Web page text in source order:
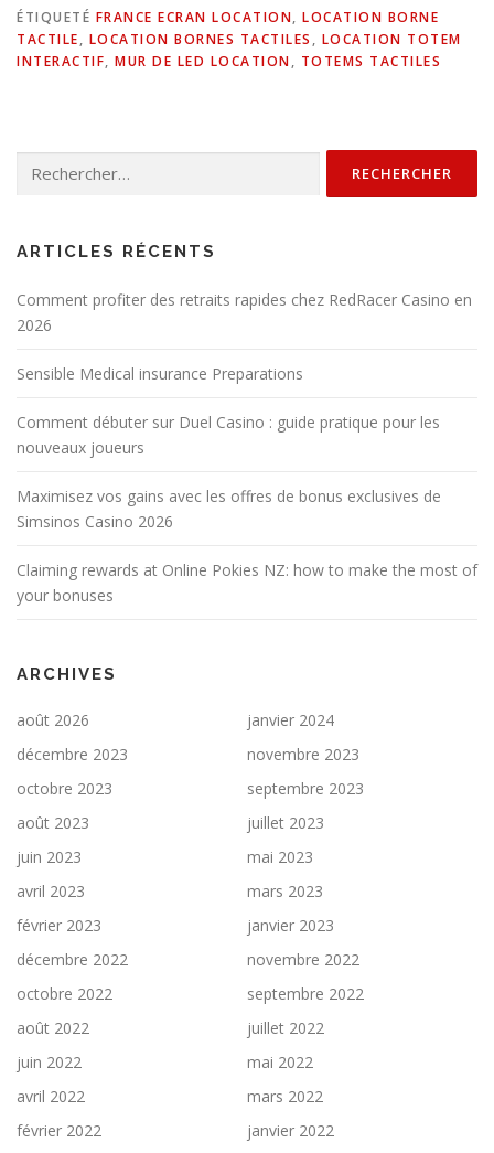
ÉTIQUETÉ FRANCE ECRAN LOCATION, LOCATION BORNE
TACTILE, LOCATION BORNES TACTILES , LOCATION TOTEM
INTERACTIF, MUR DE LED LOCATION, TOTEMS TACTILES
ARTICLES RÉCENTS
Comment profiter des retraits rapides chez RedRacer Casino en
2026
Sensible Medical insurance Preparations
Comment débuter sur Duel Casino : guide pratique pour les
nouveaux joueurs
Maximisez vos gains avec les offres de bonus exclusives de
Simsinos Casino 2026
Claiming rewards at Online Pokies NZ: how to make the most of
your bonuses
ARCHIVES
août 2026
janvier 2024
décembre 2023
novembre 2023
octobre 2023
septembre 2023
août 2023
juillet 2023
juin 2023
mai 2023
avril 2023
mars 2023
février 2023
janvier 2023
décembre 2022
novembre 2022
octobre 2022
septembre 2022
août 2022
juillet 2022
juin 2022
mai 2022
avril 2022
mars 2022
février 2022
janvier 2022